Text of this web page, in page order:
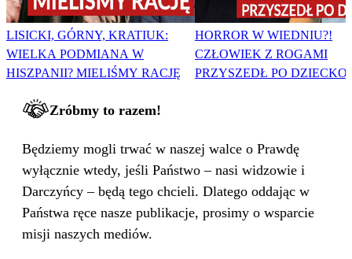
LISICKI, GÓRNY, KRATIUK:
WIELKA PODMIANA W
HISZPANII? MIELIŚMY RACJĘ
HORROR W WIEDNIU?!
CZŁOWIEK Z ROGAMI
PRZYSZEDŁ PO DZIECKO
Zróbmy to razem!
Będziemy mogli trwać w naszej walce o Prawdę
wyłącznie wtedy, jeśli Państwo – nasi widzowie i
Darczyńcy – będą tego chcieli. Dlatego oddając w
Państwa ręce nasze publikacje, prosimy o wsparcie
misji naszych mediów.